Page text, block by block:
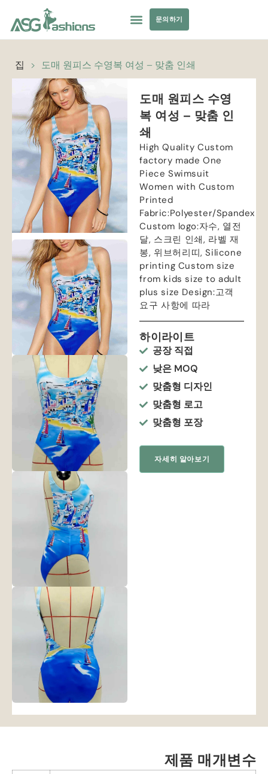
문의하기
집 > 도매 원피스 수영복 여성 – 맞춤 인쇄
도매 원피스 수영
복 여성 – 맞춤 인
쇄
High Quality Custom
factory made One
Piece Swimsuit
Women with Custom
Printed
Fabric:Polyester/Spandex
Custom logo:자수, 열전
달, 스크린 인쇄, 라벨 재
봉, 위브허리띠,Silicone
printing Custom size
from kids size to adult
plus size Design:고객
요구 사항에 따라
하이라이트
공장 직접
낮은 MOQ
맞춤형 디자인
맞춤형 로고
맞춤형 포장
자세히 알아보기
제품 매개변수